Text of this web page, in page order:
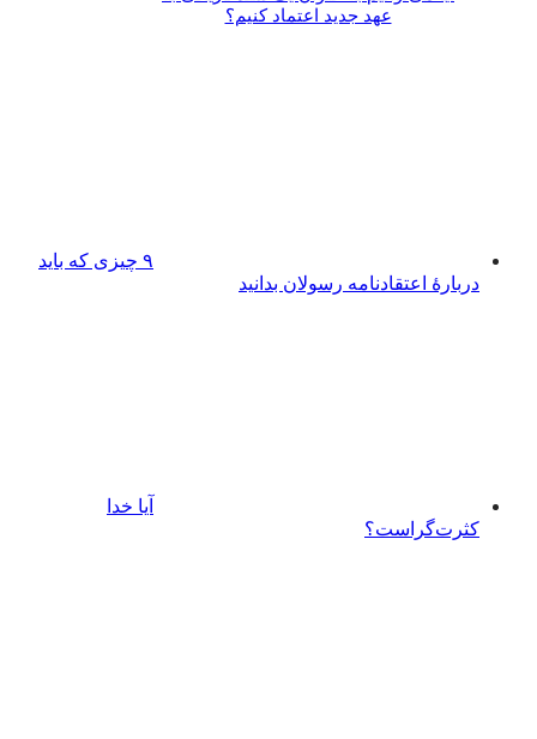
عهد جدید اعتماد کنیم؟
۹ چیزی که باید
دربارهٔ اعتقادنامه رسولان بدانید
آیا خدا
کثرت‌گراست؟